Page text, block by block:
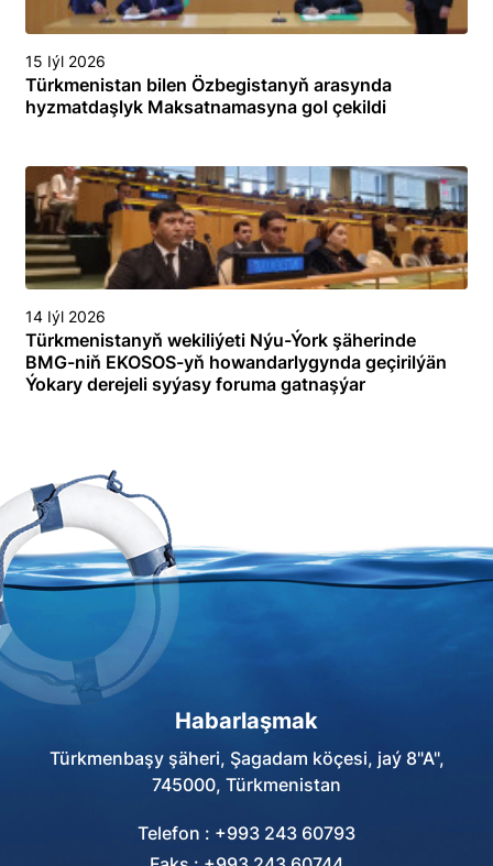
15 Iýl 2026
Türkmenistan bilen Özbegistanyň arasynda
hyzmatdaşlyk Maksatnamasyna gol çekildi
14 Iýl 2026
Türkmenistanyň wekiliýeti Nýu-Ýork şäherinde
BMG-niň EKOSOS-yň howandarlygynda geçirilýän
Ýokary derejeli syýasy foruma gatnaşýar
Habarlaşmak
Türkmenbaşy şäheri, Şagadam köçesi, jaý 8"A",
745000, Türkmenistan
Telefon : +993 243 60793